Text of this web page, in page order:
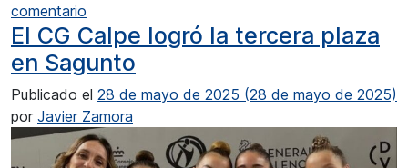
comentario
El CG Calpe logró la tercera plaza
en Sagunto
Publicado el 28 de mayo de 2025 (28 de mayo de 2025)
por Javier Zamora